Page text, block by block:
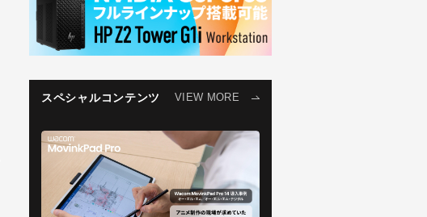
スペシャルコンテンツ VIEW MORE